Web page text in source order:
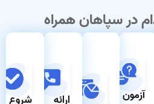
در سپاهان همراه
آزمون ارائه شروع